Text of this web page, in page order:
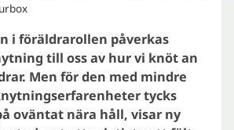
i föräldrarollen påverkas
till oss av hur vi knöt an
Men för den med mindre
tycks
oväntat nära håll, visar ny